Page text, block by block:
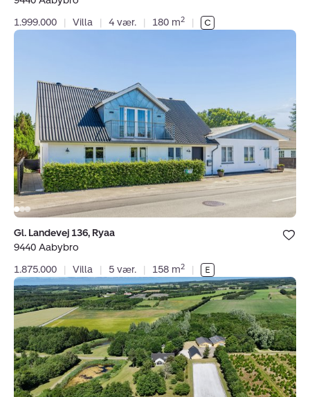
1.999.000
| Villa | 4 vær. | 180 m2 |
136,
Ryaa,
9440
Aabybro
Bolig er
under dine
Gl. Landevej 136, Ryaa
9440 Aabybro
1.875.000
| Villa | 5 vær. | 158 m2 |
Landejendom:
Skræmvej
230,
Skræm,
9690
Fjerritslev